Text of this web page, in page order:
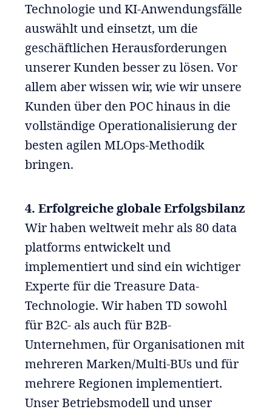
Technologie und KI-Anwendungsfälle
auswählt und einsetzt, um die
geschäftlichen Herausforderungen
unserer Kunden besser zu lösen. Vor
allem aber wissen wir, wie wir unsere
Kunden über den POC hinaus in die
vollständige Operationalisierung der
besten agilen MLOps-Methodik
bringen.
4. Erfolgreiche globale Erfolgsbilanz
Wir haben weltweit mehr als 80 data
platforms entwickelt und
implementiert und sind ein wichtiger
Experte für die Treasure Data-
Technologie. Wir haben TD sowohl
für B2C- als auch für B2B-
Unternehmen, für Organisationen mit
mehreren Marken/Multi-BUs und für
mehrere Regionen implementiert.
Unser Betriebsmodell und unser